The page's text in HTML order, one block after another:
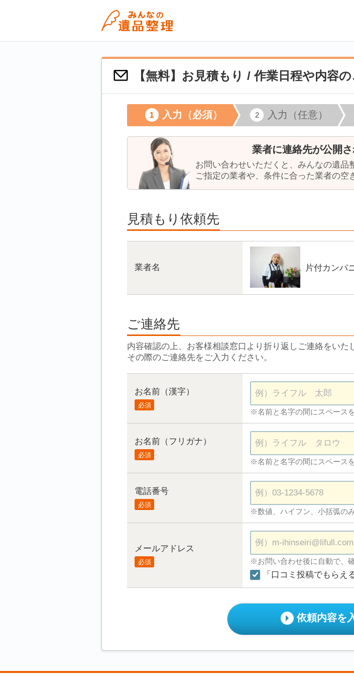
【無料】お見積もり / 作業日程や内容
入力（必須） 入力（任意）
業者に連絡先が公開
お問い合わせいただくと、みんなの遺品
ご指定の業者や、条件に合った業者の空
見積もり依頼先
業者名 片付カンパ
ご連絡先
内容確認の上、お客様相談窓口より折り返しご連絡をいた
その際のご連絡先をご入力ください。
お名前（漢字）
必須
※名前と名字の間にスペース
お名前（フリガナ）
必須
※名前と名字の間にスペース
電話番号
必須
※数値、ハイフン、小括弧の
メールアドレス
必須 ※お問い合わせ後に自動で、
「口コミ投稿でもらえ
依頼内容を